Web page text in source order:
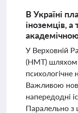
В Україні
іноземців,
У Верховній
(НМТ) шляхом
психологічне
Важливою
напередодні
Паралельно з